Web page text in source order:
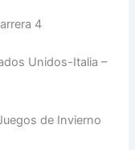
4
Unidos-Italia –
de Invierno